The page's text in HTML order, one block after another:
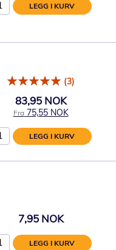
LEGG I KURV
(3)
83,95 NOK
Fra 75,55 NOK
LEGG I KURV
7,95 NOK
LEGG I KURV